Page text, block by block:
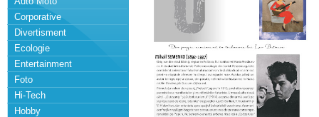
Corporative
Divertisment
Ecologie
Entertainment
Foto
Hi-Tech
Hobby